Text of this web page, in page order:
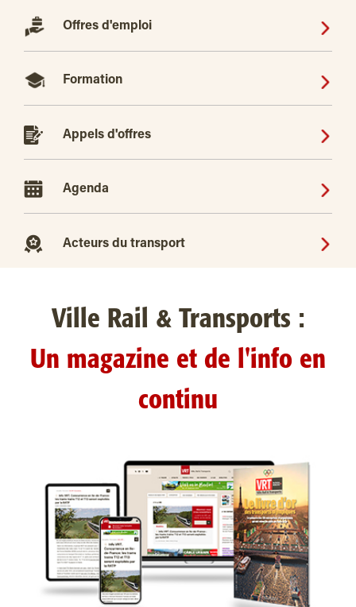
Offres d'emploi
Formation
Appels d'offres
Agenda
Acteurs du transport
Ville Rail & Transports :
Un magazine et de l'info en
continu